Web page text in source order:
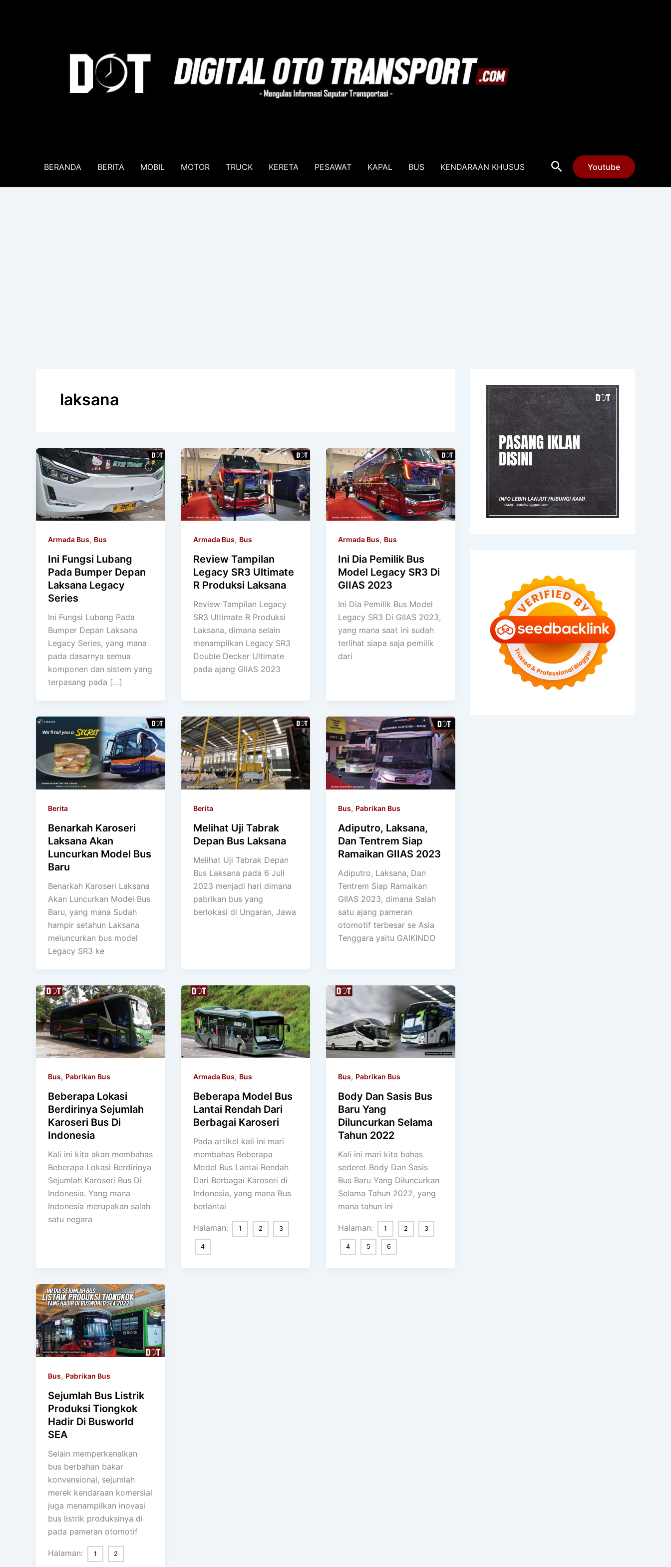
BERANDA BERITA MOBIL MOTOR TRUCK KERETA PESAWAT KAPAL BUS KENDARAAN KHUSUS Cari Youtube
laksana
Armada Bus, Bus
Ini Fungsi Lubang
Pada Bumper Depan
Laksana Legacy
Series
Ini Fungsi Lubang Pada
Bumper Depan Laksana
Legacy Series, yang mana
pada dasarnya semua
komponen dan sistem yang
terpasang pada […]
Armada Bus, Bus
Review Tampilan
Legacy SR3 Ultimate
R Produksi Laksana
Review Tampilan Legacy
SR3 Ultimate R Produksi
Laksana, dimana selain
menampilkan Legacy SR3
Double Decker Ultimate
pada ajang GIIAS 2023
Armada Bus, Bus
Ini Dia Pemilik Bus
Model Legacy SR3 Di
GIIAS 2023
Ini Dia Pemilik Bus Model
Legacy SR3 Di GIIAS 2023,
yang mana saat ini sudah
terlihat siapa saja pemilik
dari
Berita
Benarkah Karoseri
Laksana Akan
Luncurkan Model Bus
Baru
Benarkah Karoseri Laksana
Akan Luncurkan Model Bus
Baru, yang mana Sudah
hampir setahun Laksana
meluncurkan bus model
Legacy SR3 ke
Berita
Melihat Uji Tabrak
Depan Bus Laksana
Melihat Uji Tabrak Depan
Bus Laksana pada 6 Juli
2023 menjadi hari dimana
pabrikan bus yang
berlokasi di Ungaran, Jawa
Bus, Pabrikan Bus
Adiputro, Laksana,
Dan Tentrem Siap
Ramaikan GIIAS 2023
Adiputro, Laksana, Dan
Tentrem Siap Ramaikan
GIIAS 2023, dimana Salah
satu ajang pameran
otomotif terbesar se Asia
Tenggara yaitu GAIKINDO
Bus, Pabrikan Bus
Beberapa Lokasi
Berdirinya Sejumlah
Karoseri Bus Di
Indonesia
Kali ini kita akan membahas
Beberapa Lokasi Berdirinya
Sejumlah Karoseri Bus Di
Indonesia. Yang mana
Indonesia merupakan salah
satu negara
Armada Bus, Bus
Beberapa Model Bus
Lantai Rendah Dari
Berbagai Karoseri
Pada artikel kali ini mari
membahas Beberapa
Model Bus Lantai Rendah
Dari Berbagai Karoseri di
Indonesia, yang mana Bus
berlantai
Halaman: 1 2 3
4
Bus, Pabrikan Bus
Body Dan Sasis Bus
Baru Yang
Diluncurkan Selama
Tahun 2022
Kali ini mari kita bahas
sederet Body Dan Sasis
Bus Baru Yang Diluncurkan
Selama Tahun 2022, yang
mana tahun ini
Halaman: 1 2 3
4 5 6
Bus, Pabrikan Bus
Sejumlah Bus Listrik
Produksi Tiongkok
Hadir Di Busworld
SEA
Selain memperkenalkan
bus berbahan bakar
konvensional, sejumlah
merek kendaraan komersial
juga menampilkan inovasi
bus listrik produksinya di
pada pameran otomotif
Halaman: 1 2